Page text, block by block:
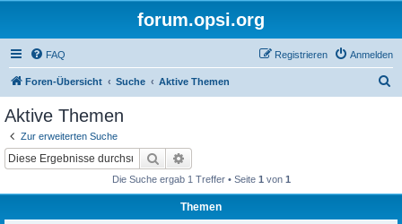
forum.opsi.org
FAQ Anmelden
Registrieren
Foren-Übersicht Suche Aktive Themen
Aktive Themen
Zur erweiterten Suche
Suche
Die Suche ergab 1 Treffer • Seite 1 von 1
Themen